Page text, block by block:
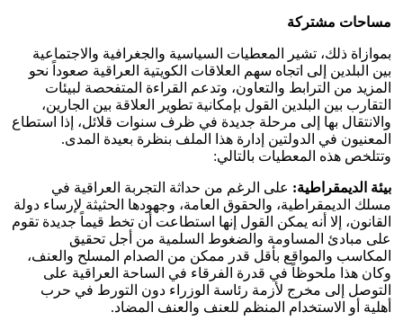
مساحات مشتركة
بموازاة ذلك، تشير المعطيات السياسية والجغرافية والاجتماعية
بين البلدين إلى اتجاه سهم العلاقات الكويتية العراقية صعوداً نحو
المزيد من الترابط والتعاون، وتدعم القراءة المتفحصة لبيئات
التقارب بين البلدين القول بإمكانية تطوير العلاقة بين الجارين،
والانتقال بها إلى مرحلة جديدة في ظرف سنوات قلائل، إذا استطاع
المعنيون في الدولتين إدارة هذا الملف بنظرة بعيدة المدى.
وتتلخص هذه المعطيات بالتالي:
بيئة الديمقراطية: على الرغم من حداثة التجربة العراقية في
مسلك الديمقراطية، والحقوق العامة، وجهودها الحثيثة لإرساء دولة
القانون، إلا أنه يمكن القول إنها استطاعت أن تخط قيماً جديدة تقوم
على مبادئ المساومة والضغوط السلمية من أجل تحقيق
المكاسب والمواقع بأقل قدر ممكن من الصدام المسلح والعنف،
وكان هذا ملحوظاً في قدرة الفرقاء في الساحة العراقية على
التوصل إلى مخرج لأزمة رئاسة الوزراء دون التورط في حرب
أهلية أو الاستخدام المنظم للعنف والعنف المضاد.